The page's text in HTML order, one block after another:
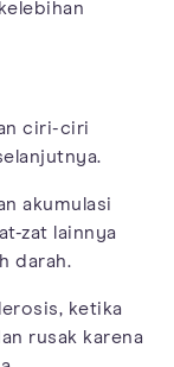
ciri-ciri
akumulasi
zat lainnya
darah.
ketika
rusak karena